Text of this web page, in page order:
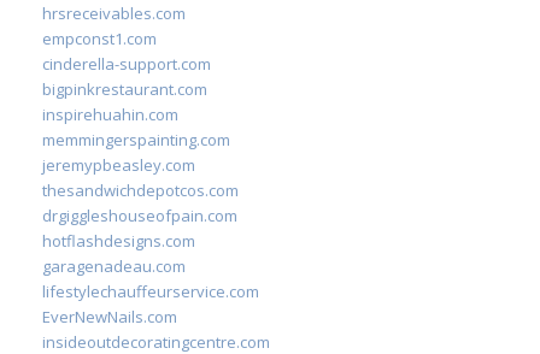
hrsreceivables.com
empconst1.com
cinderella-support.com
bigpinkrestaurant.com
inspirehuahin.com
memmingerspainting.com
jeremypbeasley.com
thesandwichdepotcos.com
drgiggleshouseofpain.com
hotflashdesigns.com
garagenadeau.com
lifestylechauffeurservice.com
EverNewNails.com
insideoutdecoratingcentre.com